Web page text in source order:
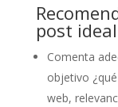
post
Comenta
objetivo
web,